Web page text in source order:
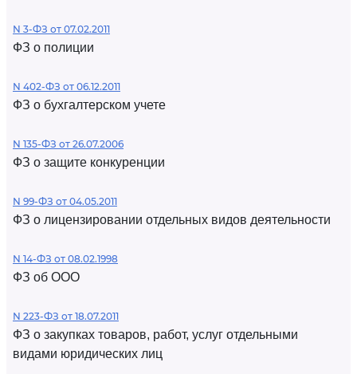
N 3-ФЗ от 07.02.2011
ФЗ о полиции
N 402-ФЗ от 06.12.2011
ФЗ о бухгалтерском учете
N 135-ФЗ от 26.07.2006
ФЗ о защите конкуренции
N 99-ФЗ от 04.05.2011
ФЗ о лицензировании отдельных видов деятельности
N 14-ФЗ от 08.02.1998
ФЗ об ООО
N 223-ФЗ от 18.07.2011
ФЗ о закупках товаров, работ, услуг отдельными
видами юридических лиц